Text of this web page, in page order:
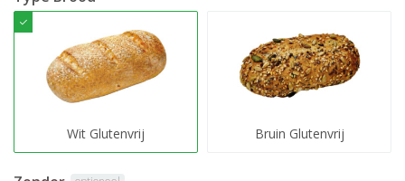
Wit Glutenvrij Bruin Glutenvrij